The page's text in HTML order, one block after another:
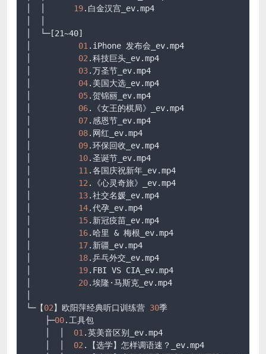
19.白金汉宫_ev.mp4
│  └─[21~40]
01.iPhone 发布会_ev.mp4
02.科技巨头_ev.mp4
03.万圣节_ev.mp4
04.美国大选_ev.mp4
05.贺锦丽_ev.mp4
06.《女王的棋局》_ev.mp4
07.感恩节_ev.mp4
08.网红_ev.mp4
09.环保回收_ev.mp4
10.圣诞节_ev.mp4
11.各国庆祝新年_ev.mp4
12.《心灵奇旅》_ev.mp4
13.社交名媛_ev.mp4
14.代孕_ev.mp4
15.新冠疫苗_ev.mp4
16.哈里 & 梅根_ev.mp4
17.新疆_ev.mp4
18.乒乓外交_ev.mp4
19.FBI VS CIA_ev.mp4
20.埃隆·马斯克_ev.mp4
└─【02】欧阳萍经典听口训练营 30季
    ├─
00.工具包
01.英美音区别_ev.mp4
02.【选学】怎样调语速？_ev.mp4